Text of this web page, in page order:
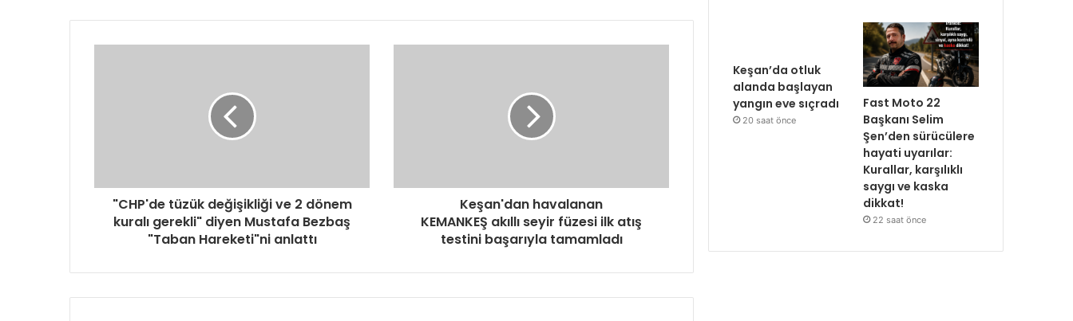
"CHP'de tüzük değişikliği ve 2 dönem
kuralı gerekli" diyen Mustafa Bezbaş
"Taban Hareketi"ni anlattı
Keşan'dan havalanan
KEMANKEŞ akıllı seyir füzesi ilk atış
testini başarıyla tamamladı
Keşan’da otluk
alanda başlayan
yangın eve sıçradı
20 saat önce
Fast Moto 22
Başkanı Selim
Şen’den sürücülere
hayati uyarılar:
Kurallar, karşılıklı
saygı ve kaska
dikkat!
22 saat önce